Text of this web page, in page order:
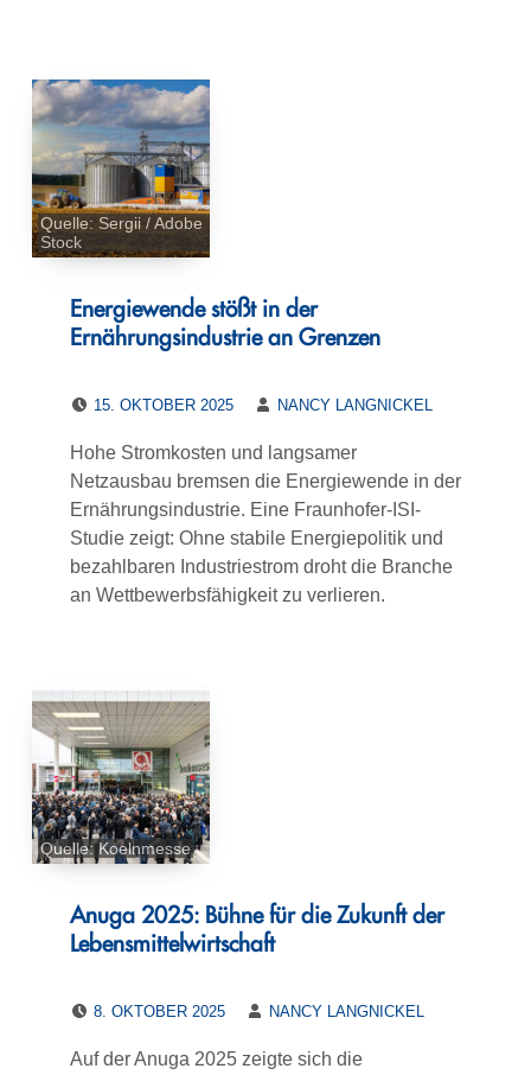
Quelle: Sergii / Adobe
Stock
Energiewende stößt in der
Ernährungsindustrie an Grenzen
15. OKTOBER 2025
NANCY LANGNICKEL
Hohe Stromkosten und langsamer
Netzausbau bremsen die Energiewende in der
Ernährungsindustrie. Eine Fraunhofer-ISI-
Studie zeigt: Ohne stabile Energiepolitik und
bezahlbaren Industriestrom droht die Branche
an Wettbewerbsfähigkeit zu verlieren.
Quelle: Koelnmesse
Anuga 2025: Bühne für die Zukunft der
Lebensmittelwirtschaft
8. OKTOBER 2025
NANCY LANGNICKEL
Auf der Anuga 2025 zeigte sich die